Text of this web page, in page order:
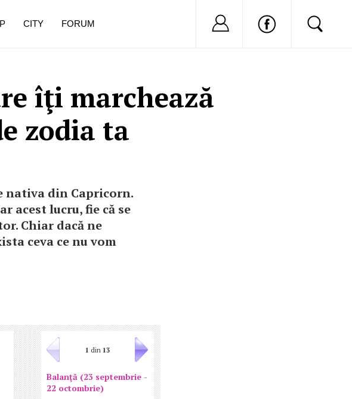
îţi marchează
zodia ta
nativa din Capricorn.
acest lucru, fie că se
Chiar dacă ne
ceva ce nu vom
1 din 13
Balanţă (23 septembrie -
22 octombrie)
CITY FORUM Nu ai cont?